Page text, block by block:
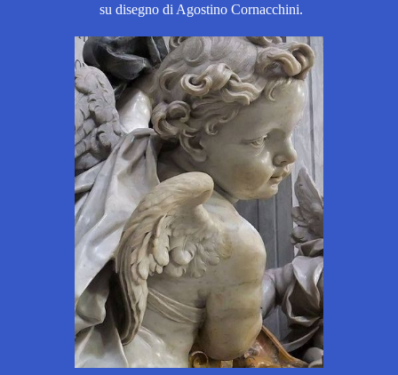
su disegno di Agostino Cornacchini.